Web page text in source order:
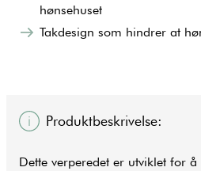
hønsehuset
Takdesign som hindrer at
Produktbeskrivelse:
Dette verperedet er utviklet for